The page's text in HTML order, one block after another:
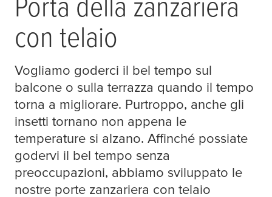
con telaio
Vogliamo goderci il bel tempo sul
balcone o sulla terrazza quando il tempo
torna a migliorare. Purtroppo, anche gli
insetti tornano non appena le
temperature si alzano. Affinché possiate
godervi il bel tempo senza
preoccupazioni, abbiamo sviluppato le
nostre porte zanzariera con telaio